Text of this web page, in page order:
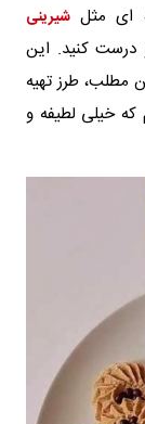
ای مثل شیرینی
درست کنید. این
مطلب، طرز تهیه
که خیلی لطیفه و